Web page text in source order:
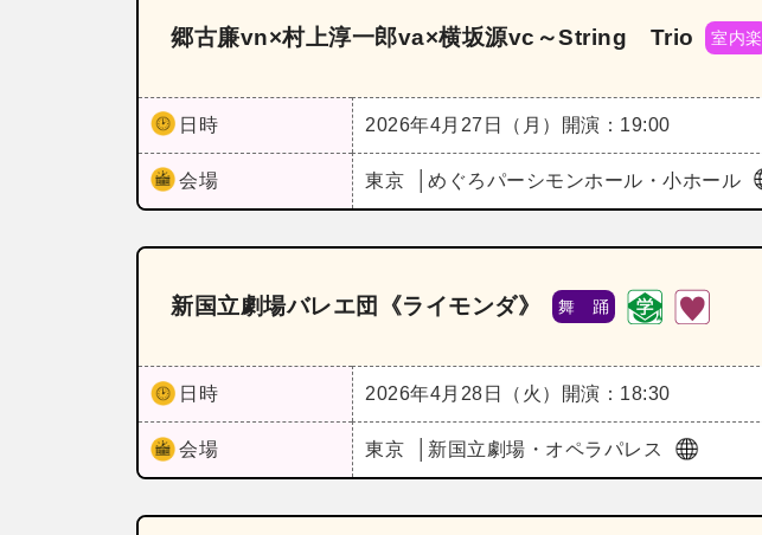
郷古廉vn×村上淳一郎va×横坂源vc～String Trio 室内楽
日時 2026年4月27日（月） 開演：19:00
会場 東京 めぐろパーシモンホール・小ホール
新国立劇場バレエ団《ライモンダ》 舞 踊
日時 2026年4月28日（火） 開演：18:30
会場 東京 新国立劇場・オペラパレス